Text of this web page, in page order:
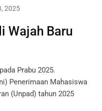
2025
Wajah Baru
Prabu 2025.
Penerimaan Mahasiswa
(Unpad) tahun 2025